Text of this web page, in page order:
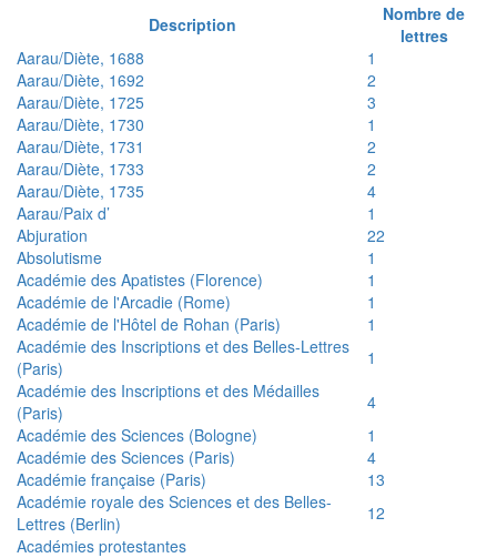
Description
Nombre de
lettres
Aarau/Diète, 1688
1
Aarau/Diète, 1692
2
Aarau/Diète, 1725
3
Aarau/Diète, 1730
1
Aarau/Diète, 1731
2
Aarau/Diète, 1733
2
Aarau/Diète, 1735
4
Aarau/Paix d’
1
Abjuration
22
Absolutisme
1
Académie des Apatistes (Florence)
1
Académie de l'Arcadie (Rome)
1
Académie de l'Hôtel de Rohan (Paris)
1
Académie des Inscriptions et des Belles-Lettres
(Paris)
1
Académie des Inscriptions et des Médailles
(Paris)
4
Académie des Sciences (Bologne)
1
Académie des Sciences (Paris)
4
Académie française (Paris)
13
Académie royale des Sciences et des Belles-
Lettres (Berlin)
12
Académies protestantes